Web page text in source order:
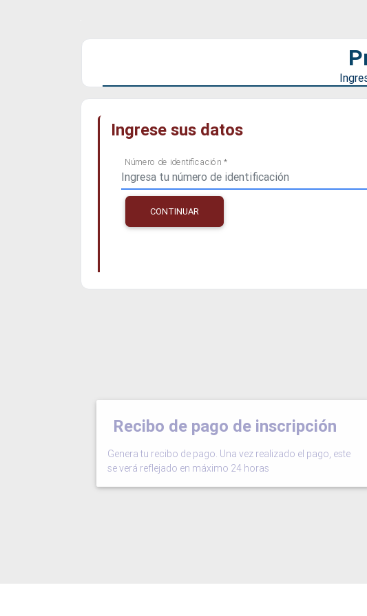
Ingrese sus datos
Número de identificación *
CONTINUAR
Recibo de pago de inscripción
Genera tu recibo de pago. Una vez realizado el pago, este
se verá reflejado en máximo 24 horas